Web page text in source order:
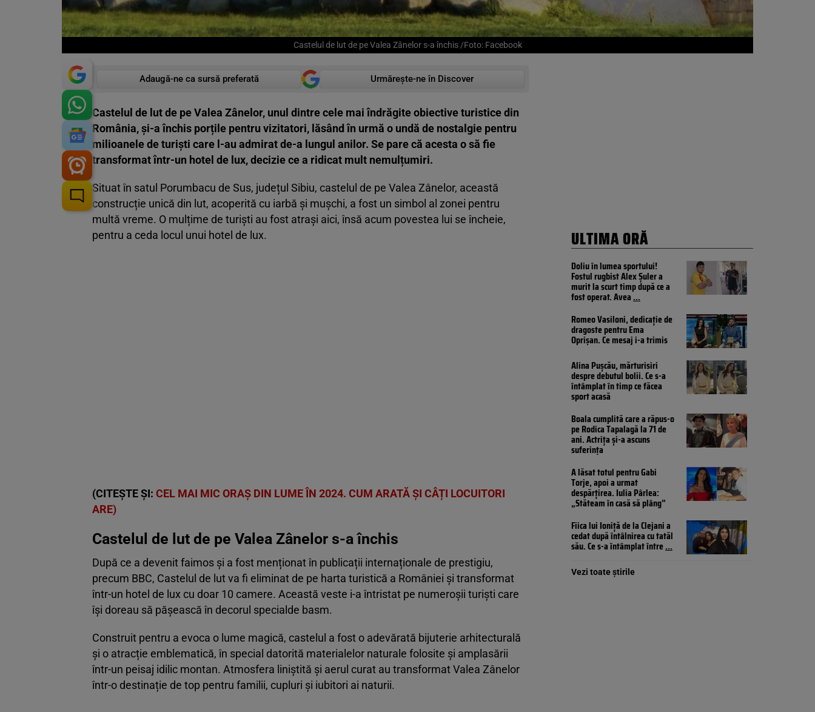
Castelul de lut de pe Valea Zânelor s-a închis /Foto: Facebook
Adaugă-ne ca sursă preferată Urmărește-ne în Discover
Castelul de lut de pe Valea Zânelor, unul dintre cele mai îndrăgite obiective turistice din
România, și-a închis porțile pentru vizitatori, lăsând în urmă o undă de nostalgie pentru
milioanele de turiști care l-au admirat de-a lungul anilor. Se pare că acesta o să fie
transformat într-un hotel de lux, decizie ce a ridicat mult nemulțumiri.
Situat în satul Porumbacu de Sus, județul Sibiu, castelul de pe Valea Zânelor, această
construcție unică din lut, acoperită cu iarbă și mușchi, a fost un simbol al zonei pentru
multă vreme. O mulțime de turiști au fost atrași aici, însă acum povestea lui se încheie,
pentru a ceda locul unui hotel de lux.
(CITEȘTE ȘI: CEL MAI MIC ORAȘ DIN LUME ÎN 2024. CUM ARATĂ ȘI CÂȚI LOCUITORI
ARE)
Castelul de lut de pe Valea Zânelor s-a închis
După ce a devenit faimos și a fost menționat în publicații internaționale de prestigiu,
precum BBC, Castelul de lut va fi eliminat de pe harta turistică a României și transformat
într-un hotel de lux cu doar 10 camere. Această veste i-a întristat pe numeroșii turiști care
își doreau să pășească în decorul specialde basm.
Construit pentru a evoca o lume magică, castelul a fost o adevărată bijuterie arhitecturală
și o atracție emblematică, în special datorită materialelor naturale folosite și amplasării
într-un peisaj idilic montan. Atmosfera liniștită și aerul curat au transformat Valea Zânelor
într-o destinație de top pentru familii, cupluri și iubitori ai naturii.
ULTIMA ORĂ
Doliu în lumea sportului!
Fostul rugbist Alex Șuler a
murit la scurt timp după ce a
fost operat. Avea...
Romeo Vasiloni, dedicație de
dragoste pentru Ema
Oprișan. Ce mesaj i-a trimis
Alina Pușcău, mărturisiri
despre debutul bolii. Ce s-a
întâmplat în timp ce făcea
sport acasă
Boala cumplită care a răpus-o
pe Rodica Tapalagă la 71 de
ani. Actrița și-a ascuns
suferința
A lăsat totul pentru Gabi
Torje, apoi a urmat
despărțirea. Iulia Pârlea:
„Stăteam în casă să plâng”
Fiica lui Ioniță de la Clejani a
cedat după întâlnirea cu tatăl
său. Ce s-a întâmplat între...
Vezi toate știrile